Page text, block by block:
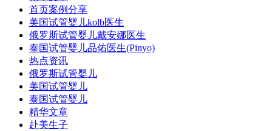
首页案例分享
美国试管婴儿kolb医生
俄罗斯试管婴儿戴安娜医生
泰国试管婴儿品佑医生(Pinyo)
热点资讯
俄罗斯试管婴儿
美国试管婴儿
泰国试管婴儿
精华文章
赴美生子